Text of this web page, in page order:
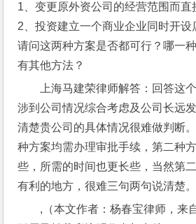
1、变更原外资公司的经营范围而直
2、投资建立一个商业企业同时开设
请问这两种方案是否都可行？哪一
有其他方法？
上海马建荣律师解答：回答这
涉到公司情况综合考虑及公司长远
清楚贵公司的具体情况很难做判断
种方案均需办理审批手续，第二种
些，所需的时间也更长些，当然第
有利的地方，很难三句两句说清楚。
,（本文作者：杨春宝律师，来